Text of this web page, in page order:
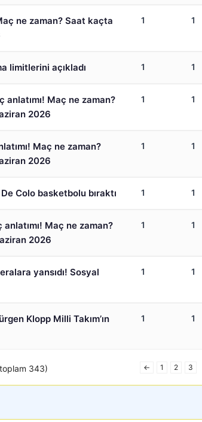
ne zaman? Saat kaçta
1 1
limitlerini açıkladı 1 1
anlatımı! Maç ne zaman?
2026
1 1
Maç ne zaman?
2026
1 1
Colo basketbolu bıraktı 1 1
Maç ne zaman?
2026
1 1
yansıdı! Sosyal
1 1
Klopp Milli Takım’ın
1 1
343) ← 1 2 3